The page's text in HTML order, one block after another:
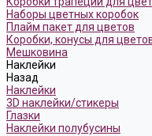
Наборы цветных коробок
Плайм пакет для цветов
Коробки, конусы для
Мешковина
Наклейки
Назад
Наклейки
3D наклейки/стикеры
Глазки
Наклейки полубусины